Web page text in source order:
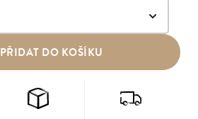
PŘIDAT DO KOŠÍKU